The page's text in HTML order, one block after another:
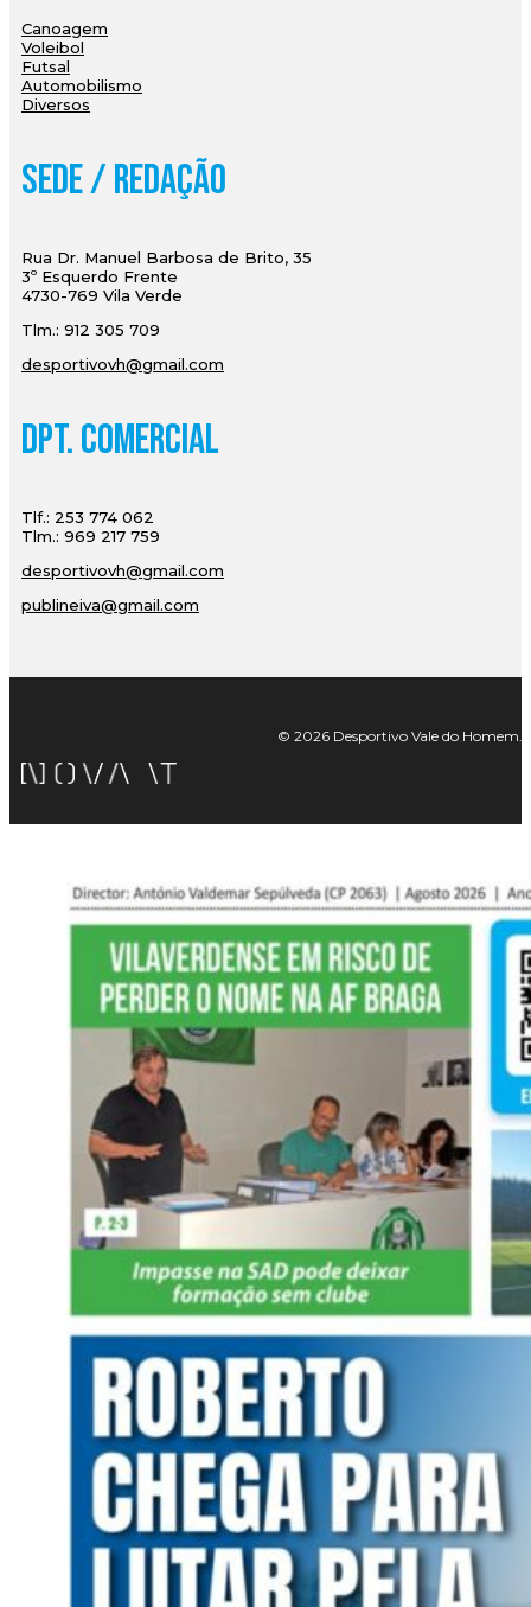
Canoagem
Voleibol
Futsal
Automobilismo
Diversos
Sede / Redação
Rua Dr. Manuel Barbosa de Brito, 35
3º Esquerdo Frente
4730-769 Vila Verde
Tlm.: 912 305 709
desportivovh@gmail.com
Dpt. Comercial
Tlf.: 253 774 062
Tlm.: 969 217 759
desportivovh@gmail.com
publineiva@gmail.com
© 2026 Desportivo Vale do Homem.